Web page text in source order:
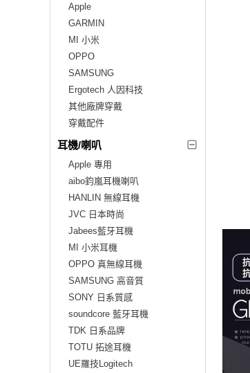
Apple
GARMIN
MI 小米
OPPO
SAMSUNG
Ergotech 人因科技
其他廠牌穿戴
穿戴配件
耳機/喇叭
Apple 專用
aibo鈞嵐耳機喇叭
HANLIN 無線耳機
JVC 日本時尚
Jabees藍牙耳機
MI 小米耳機
OPPO 真無線耳機
SAMSUNG 高音質
SONY 日系質感
soundcore 藍牙耳機
TDK 日系品牌
TOTU 拓途耳機
UE羅技Logitech